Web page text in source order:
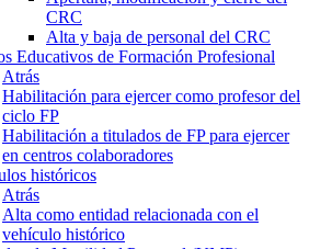
CRC
Alta y baja de personal del CRC
Educativos de Formación Profesional
Atrás
Habilitación para ejercer como profesor del
ciclo FP
Habilitación a titulados de FP para ejercer
en centros colaboradores
históricos
Atrás
Alta como entidad relacionada con el
vehículo histórico